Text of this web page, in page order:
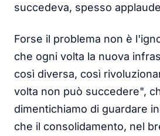
succedeva, spesso
Forse il problema non è
che ogni volta la nuova
così diversa, così
volta non può succedere",
dimentichiamo di guardare
che il consolidamento, nel